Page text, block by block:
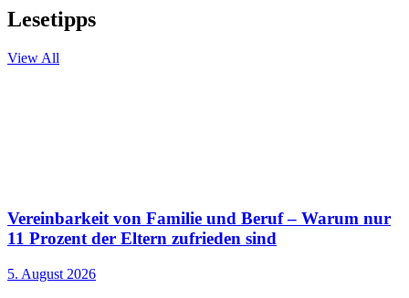
Lesetipps
View All
Vereinbarkeit von Familie und Beruf – Warum nur
11 Prozent der Eltern zufrieden sind
5. August 2026